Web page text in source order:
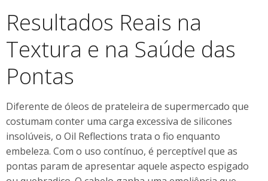
Resultados Reais na
Textura e na Saúde das
Pontas
Diferente de óleos de prateleira de supermercado que
costumam conter uma carga excessiva de silicones
insolúveis, o Oil Reflections trata o fio enquanto
embeleza. Com o uso contínuo, é perceptível que as
pontas param de apresentar aquele aspecto espigado